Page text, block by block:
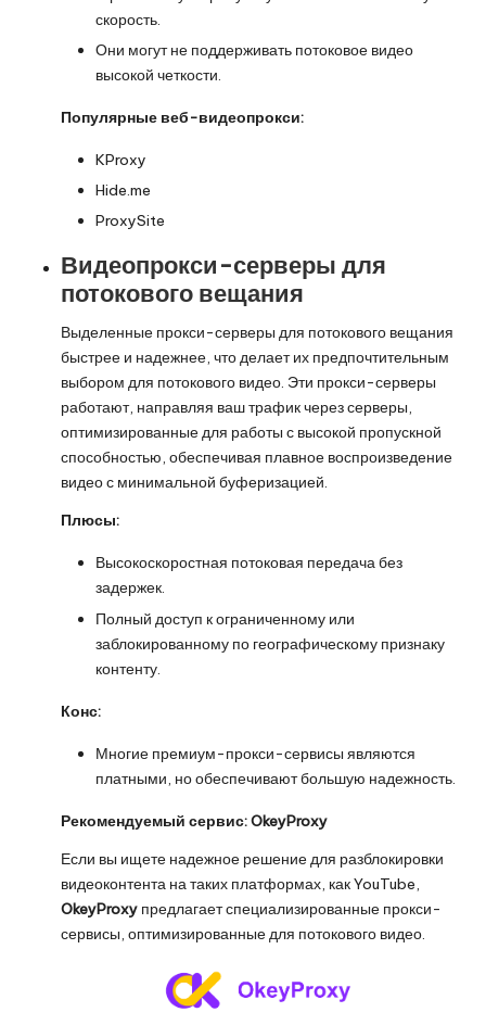
скорость.
Они могут не поддерживать потоковое видео
высокой четкости.
Популярные веб-видеопрокси:
KProxy
Hide.me
ProxySite
Видеопрокси-серверы для
потокового вещания
Выделенные прокси-серверы для потокового вещания
быстрее и надежнее, что делает их предпочтительным
выбором для потокового видео. Эти прокси-серверы
работают, направляя ваш трафик через серверы,
оптимизированные для работы с высокой пропускной
способностью, обеспечивая плавное воспроизведение
видео с минимальной буферизацией.
Плюсы:
Высокоскоростная потоковая передача без
задержек.
Полный доступ к ограниченному или
заблокированному по географическому признаку
контенту.
Конс:
Многие премиум-прокси-сервисы являются
платными, но обеспечивают большую надежность.
Рекомендуемый сервис: OkeyProxy
Если вы ищете надежное решение для разблокировки
видеоконтента на таких платформах, как YouTube,
OkeyProxy предлагает специализированные прокси-
сервисы, оптимизированные для потокового видео.